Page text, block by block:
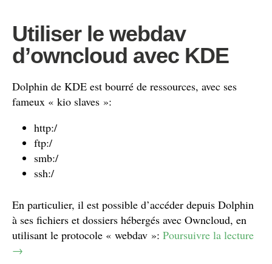
Utiliser le webdav
d’owncloud avec KDE
Dolphin de KDE est bourré de ressources, avec ses
fameux « kio slaves »:
http:/
ftp:/
smb:/
ssh:/
En particulier, il est possible d’accéder depuis Dolphin
à ses fichiers et dossiers hébergés avec Owncloud, en
utilisant le protocole « webdav »: Poursuivre la lecture
→